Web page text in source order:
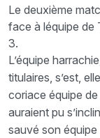
Le deuxième
face à léquipe
3.
L’équipe
titulaires, s’est,
coriace équipe
auraient pu
sauvé son équipe